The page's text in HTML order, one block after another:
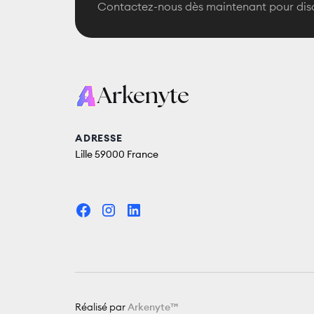
Contactez-nous dès maintenant pour
Arkenyte
ADRESSE
Lille 59000 France
Réalisé parArkenyte™